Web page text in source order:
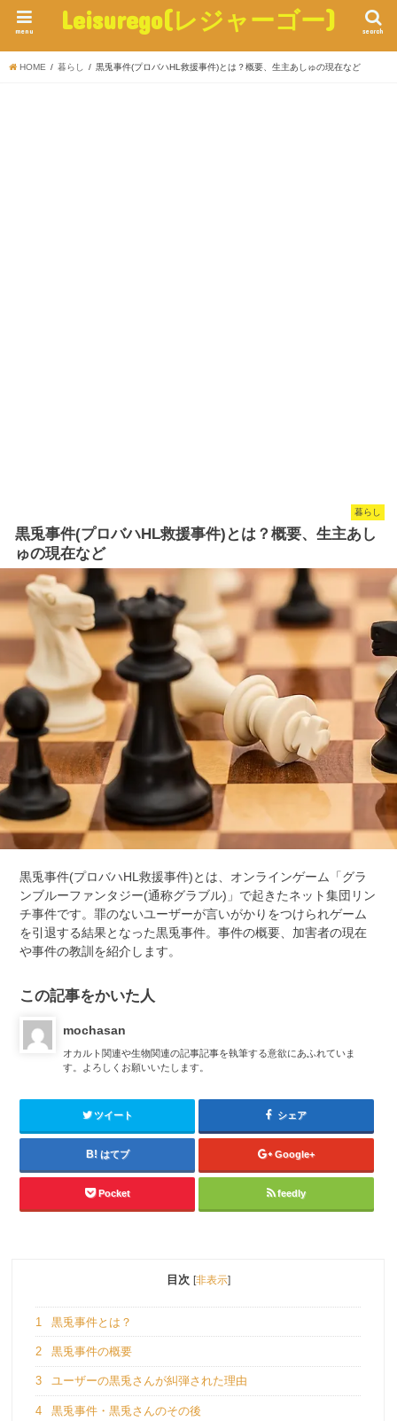
Leisurego(レジャーゴー) search
menu
HOME 暮らし 黒兎事件(プロバハHL救援事件)とは？概要、生主あしゅの現在など
暮らし
黒兎事件(プロバハHL救援事件)とは？概要、生主あし
ゅの現在など
黒兎事件(プロバハHL救援事件)とは、オンラインゲーム「グラ
ンブルーファンタジー(通称グラブル)」で起きたネット集団リン
チ事件です。罪のないユーザーが言いがかりをつけられゲーム
を引退する結果となった黒兎事件。事件の概要、加害者の現在
や事件の教訓を紹介します。
この記事をかいた人
mochasan
オカルト関連や生物関連の記事記事を執筆する意欲にあふれていま
す。よろしくお願いいたします。
ツイート シェア
はてブ Google+
Pocket feedly
目次 [非表示]
1 黒兎事件とは？
2 黒兎事件の概要
3 ユーザーの黒兎さんが糾弾された理由
4 黒兎事件・黒兎さんのその後